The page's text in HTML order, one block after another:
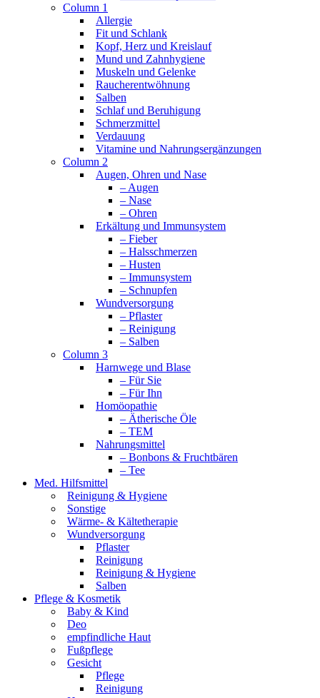
Column 1
Allergie
Fit und Schlank
Kopf, Herz und Kreislauf
Mund und Zahnhygiene
Muskeln und Gelenke
Raucherentwöhnung
Salben
Schlaf und Beruhigung
Schmerzmittel
Verdauung
Vitamine und Nahrungsergänzungen
Column 2
Augen, Ohren und Nase
– Augen
– Nase
– Ohren
Erkältung und Immunsystem
– Fieber
– Halsschmerzen
– Husten
– Immunsystem
– Schnupfen
Wundversorgung
– Pflaster
– Reinigung
– Salben
Column 3
Harnwege und Blase
– Für Sie
– Für Ihn
Homöopathie
– Ätherische Öle
– TEM
Nahrungsmittel
– Bonbons & Fruchtbären
– Tee
Med. Hilfsmittel
Reinigung & Hygiene
Sonstige
Wärme- & Kältetherapie
Wundversorgung
Pflaster
Reinigung
Reinigung & Hygiene
Salben
Pflege & Kosmetik
Baby & Kind
Deo
empfindliche Haut
Fußpflege
Gesicht
Pflege
Reinigung